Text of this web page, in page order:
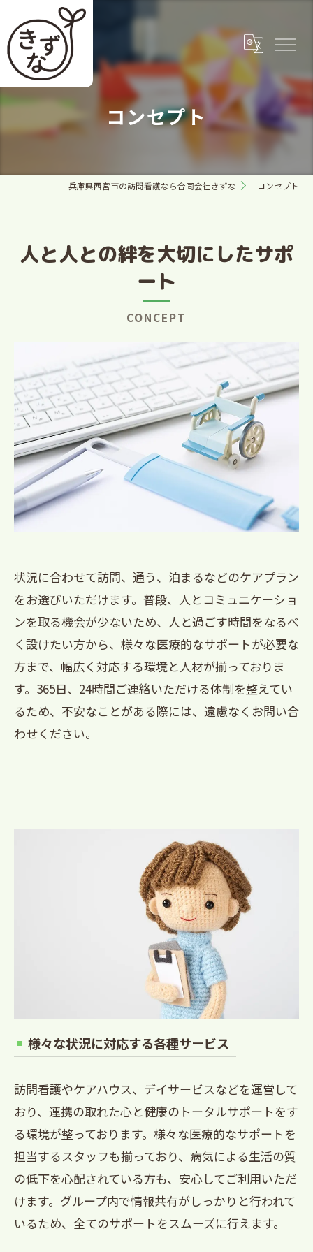
コンセプト
兵庫県西宮市の訪問看護なら合同会社きずな コンセプト
人と人との絆を大切にしたサポ
ート
CONCEPT
状況に合わせて訪問、通う、泊まるなどのケアプラン
をお選びいただけます。普段、人とコミュニケーショ
ンを取る機会が少ないため、人と過ごす時間をなるべ
く設けたい方から、様々な医療的なサポートが必要な
方まで、幅広く対応する環境と人材が揃っておりま
す。365日、24時間ご連絡いただける体制を整えてい
るため、不安なことがある際には、遠慮なくお問い合
わせください。
様々な状況に対応する各種サービス
訪問看護やケアハウス、デイサービスなどを運営して
おり、連携の取れた心と健康のトータルサポートをす
る環境が整っております。様々な医療的なサポートを
担当するスタッフも揃っており、病気による生活の質
の低下を心配されている方も、安心してご利用いただ
けます。グループ内で情報共有がしっかりと行われて
いるため、全てのサポートをスムーズに行えます。